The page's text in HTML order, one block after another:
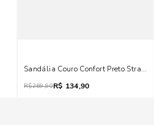
Sandália Couro Confort Preto Strass
R$269,90R$ 134,90